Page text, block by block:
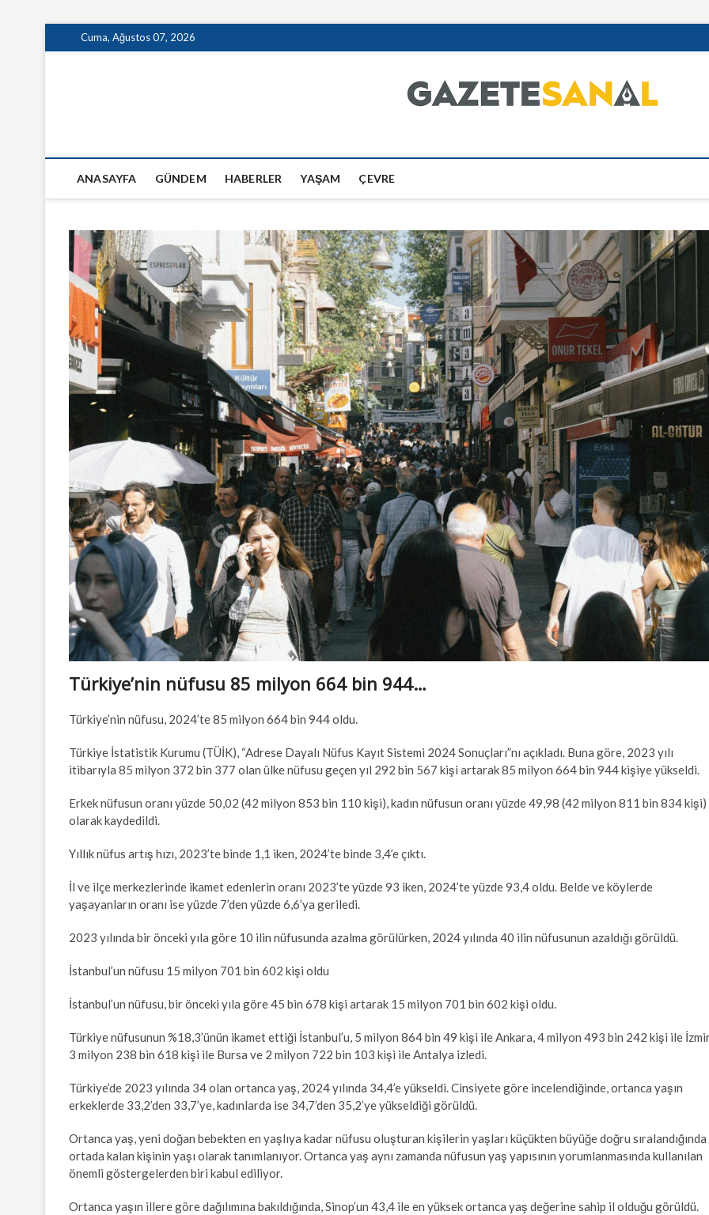
to
Cuma, Ağustos 07, 2026
ANASAYFA GÜNDEM HABERLER YAŞAM ÇEVRE
Türkiye’nin nüfusu 85 milyon 664 bin 944…
Türkiye’nin nüfusu, 2024’te 85 milyon 664 bin 944 oldu.
Türkiye İstatistik Kurumu (TÜİK), “Adrese Dayalı Nüfus Kayıt Sistemi 2024 Sonuçları”nı açıkladı. Buna göre, 2023 yılı
itibarıyla 85 milyon 372 bin 377 olan ülke nüfusu geçen yıl 292 bin 567 kişi artarak 85 milyon 664 bin 944 kişiye yükseldi.
Erkek nüfusun oranı yüzde 50,02 (42 milyon 853 bin 110 kişi), kadın nüfusun oranı yüzde 49,98 (42 milyon 811 bin 834 kişi)
olarak kaydedildi.
Yıllık nüfus artış hızı, 2023’te binde 1,1 iken, 2024’te binde 3,4’e çıktı.
İl ve ilçe merkezlerinde ikamet edenlerin oranı 2023’te yüzde 93 iken, 2024’te yüzde 93,4 oldu. Belde ve köylerde
yaşayanların oranı ise yüzde 7’den yüzde 6,6’ya geriledi.
2023 yılında bir önceki yıla göre 10 ilin nüfusunda azalma görülürken, 2024 yılında 40 ilin nüfusunun azaldığı görüldü.
İstanbul’un nüfusu 15 milyon 701 bin 602 kişi oldu
İstanbul’un nüfusu, bir önceki yıla göre 45 bin 678 kişi artarak 15 milyon 701 bin 602 kişi oldu.
Türkiye nüfusunun %18,3’ünün ikamet ettiği İstanbul’u, 5 milyon 864 bin 49 kişi ile Ankara, 4 milyon 493 bin 242 kişi ile
3 milyon 238 bin 618 kişi ile Bursa ve 2 milyon 722 bin 103 kişi ile Antalya izledi.
Türkiye’de 2023 yılında 34 olan ortanca yaş, 2024 yılında 34,4’e yükseldi. Cinsiyete göre incelendiğinde, ortanca yaşın
erkeklerde 33,2’den 33,7’ye, kadınlarda ise 34,7’den 35,2’ye yükseldiği görüldü.
Ortanca yaş, yeni doğan bebekten en yaşlıya kadar nüfusu oluşturan kişilerin yaşları küçükten büyüğe doğru sıralandığında
ortada kalan kişinin yaşı olarak tanımlanıyor. Ortanca yaş aynı zamanda nüfusun yaş yapısının yorumlanmasında kullanılan
önemli göstergelerden biri kabul ediliyor.
Ortanca yaşın illere göre dağılımına bakıldığında, Sinop’un 43,4 ile en yüksek ortanca yaş değerine sahip il olduğu görüldü.